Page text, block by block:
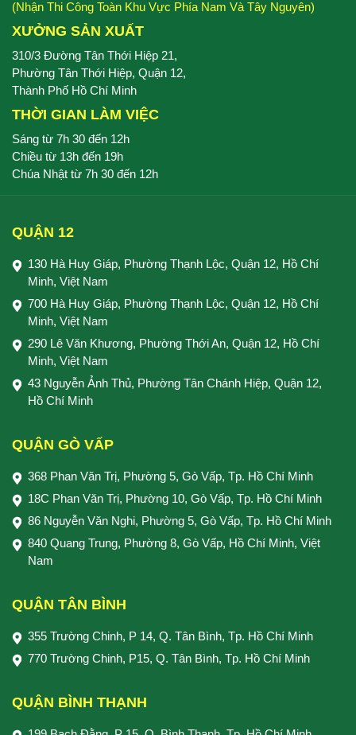
(Nhận Thi Công Toàn Khu Vực Phía Nam Và Tây Nguyên)
XƯỞNG SẢN XUẤT
310/3 Đường Tân Thới Hiệp 21,
Phường Tân Thới Hiệp, Quận 12,
Thành Phố Hồ Chí Minh
THỜI GIAN LÀM VIỆC
Sáng từ 7h 30 đến 12h
Chiều từ 13h đến 19h
Chúa Nhật từ 7h 30 đến 12h
QUẬN 12
130 Hà Huy Giáp, Phường Thạnh Lộc, Quận 12, Hồ Chí
Minh, Việt Nam
700 Hà Huy Giáp, Phường Thạnh Lộc, Quận 12, Hồ Chí
Minh, Việt Nam
290 Lê Văn Khương, Phường Thới An, Quận 12, Hồ Chí
Minh, Việt Nam
43 Nguyễn Ảnh Thủ, Phường Tân Chánh Hiệp, Quận 12,
Hồ Chí Minh
QUẬN GÒ VẤP
368 Phan Văn Trị, Phường 5, Gò Vấp, Tp. Hồ Chí Minh
18C Phan Văn Trị, Phường 10, Gò Vấp, Tp. Hồ Chí Minh
86 Nguyễn Văn Nghi, Phường 5, Gò Vấp, Tp. Hồ Chí Minh
840 Quang Trung, Phường 8, Gò Vấp, Hồ Chí Minh, Việt
Nam
QUẬN TÂN BÌNH
355 Trường Chinh, P 14, Q. Tân Bình, Tp. Hồ Chí Minh
770 Trường Chinh, P15, Q. Tân Bình, Tp. Hồ Chí Minh
QUẬN BÌNH THẠNH